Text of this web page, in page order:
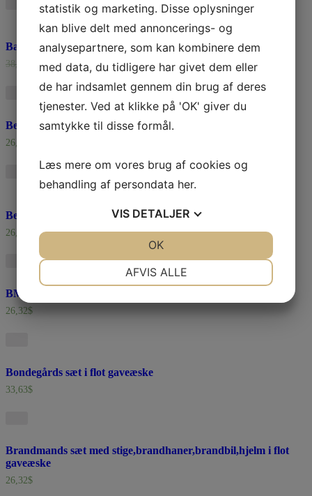
Bar/Bodega kit i flot gaveæske
38,01 32,16$
Beretta chokoladepistol
26,32
Beslagsmedie sæt i flot gaveæske
26,32
BMW kit i stor gaveæske
26,32$
Bondegårds sæt i flot gaveæske
33,63$
Brandmands sæt med stige,brandhaner,brandbil,hjelm i flot
gaveæske
26,32$
statistik og marketing. Disse oplysninger
kan blive delt med annoncerings- og
analysepartnere, som kan kombinere dem
med data, du tidligere har givet dem eller
de har indsamlet gennem din brug af deres
tjenester. Ved at klikke på 'OK' giver du
samtykke til disse formål.
Læs mere om vores brug af cookies og
behandling af persondata her.
VIS DETALJER
AFVIS ALLE
OK